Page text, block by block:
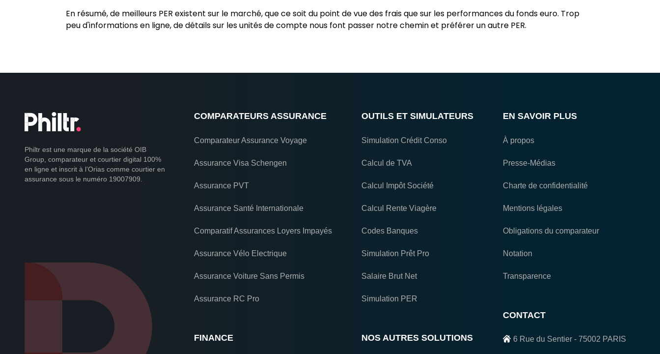
En résumé, de meilleurs PER existent sur le marché, que ce soit du point de vue des frais que sur les performances du fonds euro. Trop
peu d'informations en ligne, de détails sur les unités de compte nous font passer notre chemin et préférer un autre PER.
Philtr est une marque de la société OIB
Group, comparateur et courtier digital 100%
en ligne et inscrit à l’Orias comme courtier en
assurance sous le numéro 19007909.
COMPARATEURS ASSURANCE
Comparateur Assurance Voyage
Assurance Visa Schengen
Assurance PVT
Assurance Santé Internationale
Comparatif Assurances Loyers Impayés
Assurance Vélo Electrique
Assurance Voiture Sans Permis
Assurance RC Pro
FINANCE
OUTILS ET SIMULATEURS
Simulation Crédit Conso
Calcul de TVA
Calcul Impôt Société
Calcul Rente Viagère
Codes Banques
Simulation Prêt Pro
Salaire Brut Net
Simulation PER
NOS AUTRES SOLUTIONS
EN SAVOIR PLUS
À propos
Presse-Médias
Charte de confidentialité
Mentions légales
Obligations du comparateur
Notation
Transparence
CONTACT
6 Rue du Sentier - 75002 PARIS